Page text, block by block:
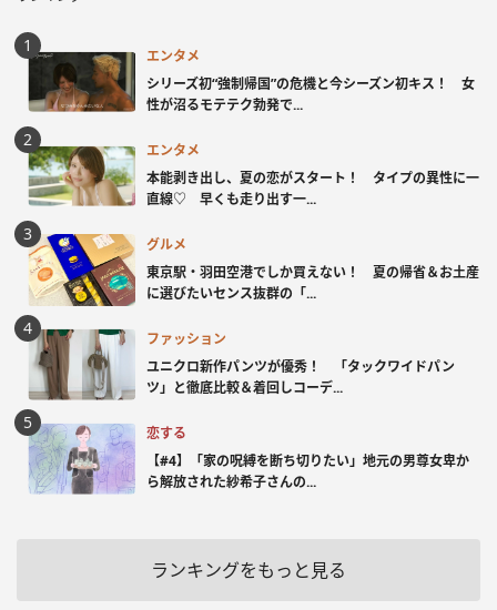
エンタメ
シリーズ初“強制帰国”の危機と今シーズン初キス！ 女
性が沼るモテテク勃発で...
エンタメ
本能剥き出し、夏の恋がスタート！ タイプの異性に一
直線♡ 早くも走り出す一...
グルメ
東京駅・羽田空港でしか買えない！ 夏の帰省＆お土産
に選びたいセンス抜群の「...
ファッション
ユニクロ新作パンツが優秀！ 「タックワイドパン
ツ」と徹底比較＆着回しコーデ...
恋する
【#4】「家の呪縛を断ち切りたい」地元の男尊女卑か
ら解放された紗希子さんの...
ランキングをもっと見る